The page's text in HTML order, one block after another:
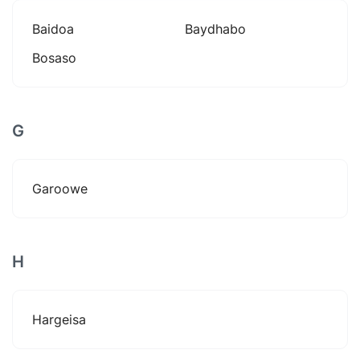
Baidoa
Baydhabo
Bosaso
G
Garoowe
H
Hargeisa